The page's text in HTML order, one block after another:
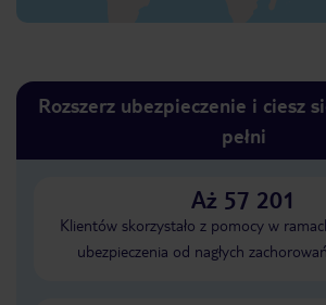
Rozszerz ubezpieczenie i ciesz
pełni
Aż 57 201
Klientów skorzystało z pomocy w
ubezpieczenia od nagłych